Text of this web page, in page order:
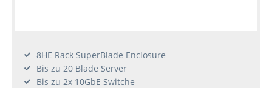
8HE Rack SuperBlade Enclosure
Bis zu 20 Blade Server
Bis zu 2x 10GbE Switche